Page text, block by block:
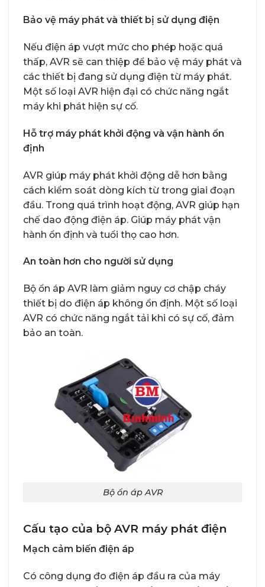
Bảo vệ máy phát và thiết bị sử dụng điện
Nếu điện áp vượt mức cho phép hoặc quá
thấp, AVR sẽ can thiệp để bảo vệ máy phát và
các thiết bị đang sử dụng điện từ máy phát.
Một số loại AVR hiện đại có chức năng ngắt
máy khi phát hiện sự cố.
Hỗ trợ máy phát khởi động và vận hành ổn
định
AVR giúp máy phát khởi động dễ hơn bằng
cách kiểm soát dòng kích từ trong giai đoạn
đầu. Trong quá trình hoạt động, AVR giúp hạn
chế dao động điện áp. Giúp máy phát vận
hành ổn định và tuổi thọ cao hơn.
An toàn hơn cho người sử dụng
Bộ ổn áp AVR làm giảm nguy cơ chập cháy
thiết bị do điện áp không ổn định. Một số loại
AVR có chức năng ngắt tải khi có sự cố, đảm
bảo an toàn.
Bộ ổn áp AVR
Cấu tạo của bộ AVR máy phát điện
Mạch cảm biến điện áp
Có công dụng đo điện áp đầu ra của máy